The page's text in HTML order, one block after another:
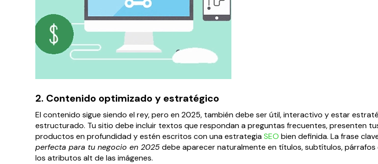
2. Contenido optimizado y estratégico
El contenido sigue siendo el rey, pero en 2025, también debe ser útil, interactivo y estar
estructurado. Tu sitio debe incluir textos que respondan a preguntas frecuentes, presenten
productos en profundidad y estén escritos con una estrategiaSEO bien definida. La frase
perfecta para tu negocio en 2025debe aparecer naturalmente en títulos, subtítulos, párrafos
los atributos alt de las imágenes.